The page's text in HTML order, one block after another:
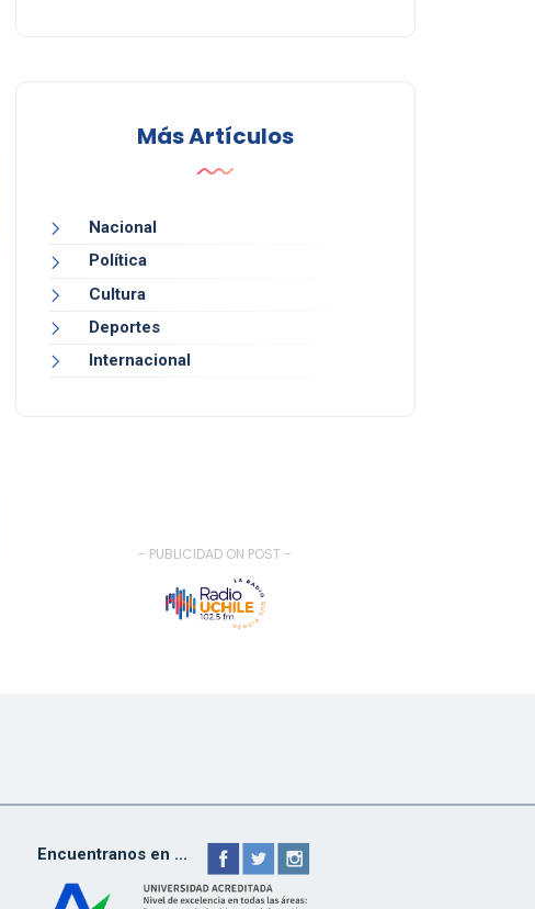
Más Artículos
Nacional
Política
Cultura
Deportes
Internacional
- PUBLICIDAD ON POST -
Encuentranos en ...